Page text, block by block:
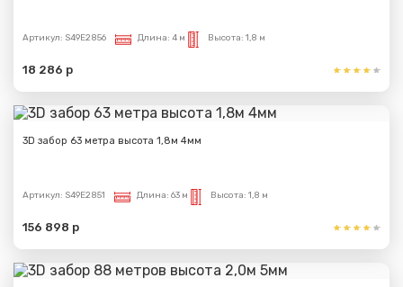
Артикул: S49E2856 Длина: 4 м Высота: 1,8 м
18 286 р
3D забор 63 метра высота 1,8м 4мм
Артикул: S49E2851 Длина: 63 м Высота: 1,8 м
156 898 р